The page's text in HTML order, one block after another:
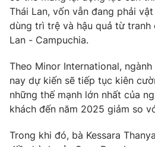
VTV4
VTV9
Liên hệ tòa soạn
THỜI BÁO VTV
Thái Lan, vốn vẫn đang phải
dùng trì trệ và hậu quả từ tranh
Lan - Campuchia.
Theo Minor International,
nay dự kiến sẽ tiếp tục kiên
những thế mạnh lớn nhất của
khách đến năm 2025 giảm so
Trong khi đó, bà Kessara